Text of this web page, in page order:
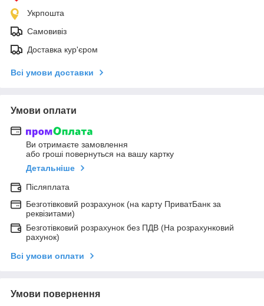
Укрпошта
Самовивіз
Доставка кур'єром
Всі умови доставки
Умови оплати
Ви отримаєте замовлення
або гроші повернуться на вашу картку
Детальніше
Післяплата
Безготівковий розрахунок (на карту ПриватБанк за
реквізитами)
Безготівковий розрахунок без ПДВ (На розрахунковий
рахунок)
Всі умови оплати
Умови повернення